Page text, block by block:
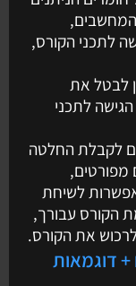
הגישה לתכני הקורס,
לבטל את
לתכני
לקבלת החלטה
מפורטים,
לשיחת
הקורס עבורך,
את הקורס.
+ דוגמאות